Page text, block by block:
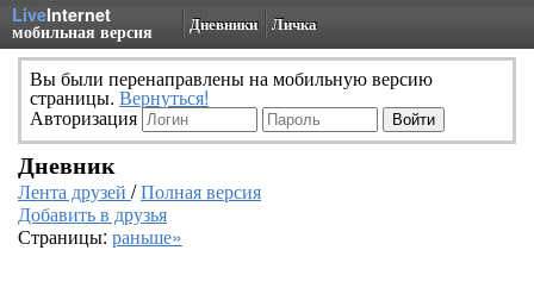
LiveInternet
мобильная версия Дневники Личка
Вы были перенаправлены на мобильную версию
страницы. Вернуться!
Авторизация
Дневник
Лента друзей /Полная версия
Добавить в друзья
Страницы: раньше»